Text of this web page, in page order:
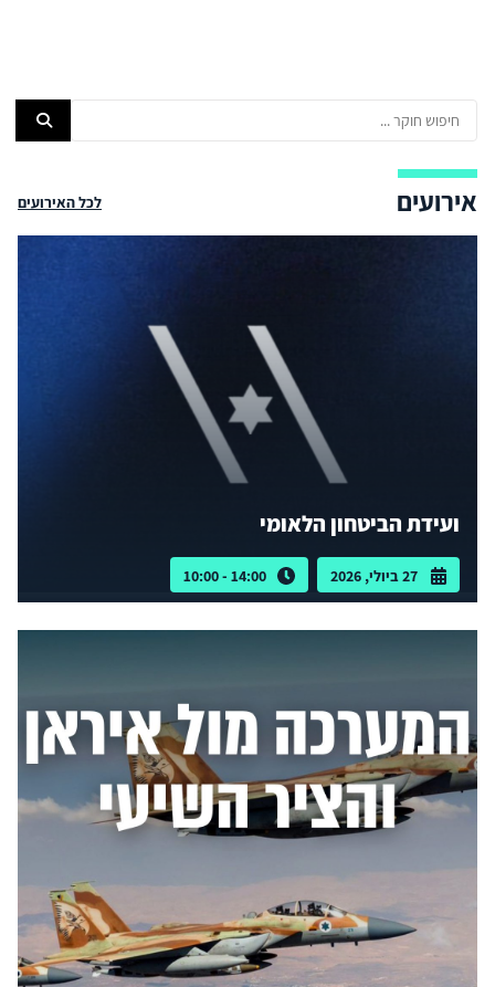
אירועים לכל האירועים
ועידת הביטחון הלאומי
27 ביולי, 2026 14:00 - 10:00